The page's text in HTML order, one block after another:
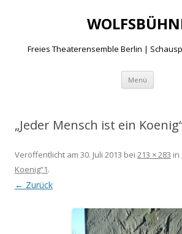
Freies Theaterensemble Berlin |
Menü Zum
springen
„Jeder Mensch ist ein
Veröffentlicht am 30. Juli 2013 bei 213 × 283 in
Koenig“1.
← Zurück